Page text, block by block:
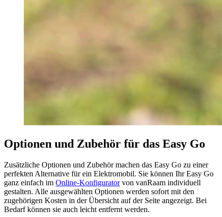
Optionen und Zubehör für das Easy Go
Zusätzliche Optionen und Zubehör machen das Easy Go zu einer
perfekten Alternative für ein Elektromobil. Sie können Ihr Easy Go
ganz einfach im Online-Konfiguratorvon vanRaam individuell
gestalten. Alle ausgewählten Optionen werden sofort mit den
zugehörigen Kosten in der Übersicht auf der Seite angezeigt. Bei
Bedarf können sie auch leicht entfernt werden.